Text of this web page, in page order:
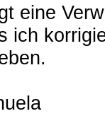
eine
ich